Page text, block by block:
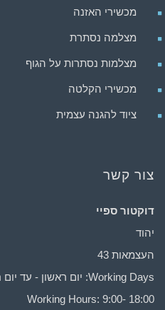
מכשירי האזנה
מצלמה נסתרת
מצלמות נסתרות על הגוף
מכשירי הקלטה
ציוד להגנה עצמית
צור קשר
דוקטור ספיי
יהוד
העצמאות 43
Working Days: יום ראשון - עד יום חמישי
Working Hours: 9:00- 18:00